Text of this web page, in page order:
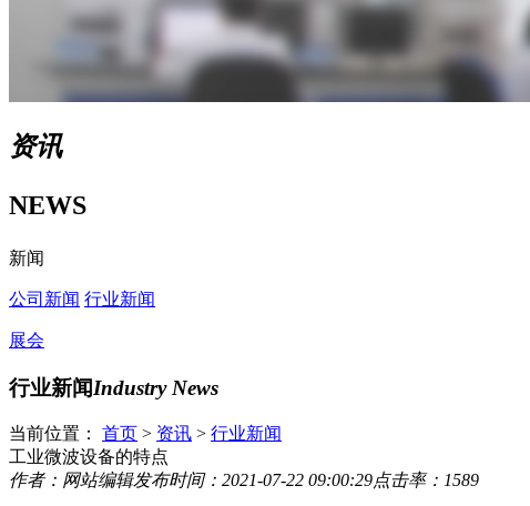
资讯
NEWS
新闻
公司新闻 行业新闻
展会
行业新闻Industry News
当前位置： 首页 > 资讯 > 行业新闻
工业微波设备的特点
作者：网站编辑发布时间：2021-07-22 09:00:29点击率：1589